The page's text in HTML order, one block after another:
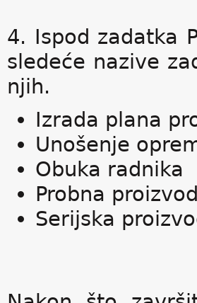
4. Ispod zadatka
sledeće nazive
njih.
Izrada plana
Unošenje
Obuka radnika
Probna
Serijska